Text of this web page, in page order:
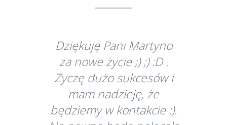
Dziękuję Pani Martyno
za nowe życie ;) ;) :D .
Życzę dużo sukcesów i
mam nadzieję, że
będziemy w kontakcie :).